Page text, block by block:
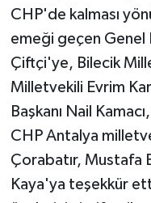
CHP'de kalması
emeği geçen Genel
Çiftçi'ye, Bilecik
Milletvekili Evrim
Başkanı Nail
CHP Antalya
Çorabatır, Mustafa
Kaya'ya teşekkür